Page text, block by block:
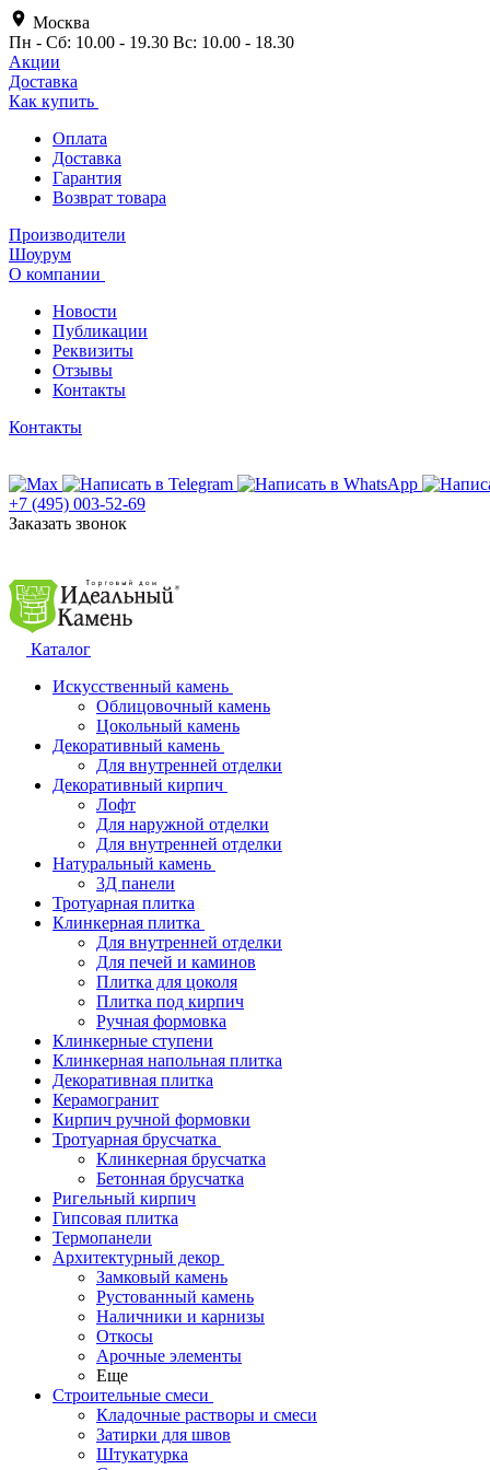
Москва
Пн - Сб: 10.00 - 19.30 Вс: 10.00 - 18.30
Акции
Доставка
Как купить
Оплата
Доставка
Гарантия
Возврат товара
Производители
Шоурум
О компании
Новости
Публикации
Реквизиты
Отзывы
Контакты
Контакты
+7 (495) 003-52-69
Заказать звонок
Каталог
Искусственный камень
Облицовочный камень
Цокольный камень
Декоративный камень
Для внутренней отделки
Декоративный кирпич
Лофт
Для наружной отделки
Для внутренней отделки
Натуральный камень
3Д панели
Тротуарная плитка
Клинкерная плитка
Для внутренней отделки
Для печей и каминов
Плитка для цоколя
Плитка под кирпич
Ручная формовка
Клинкерные ступени
Клинкерная напольная плитка
Декоративная плитка
Керамогранит
Кирпич ручной формовки
Тротуарная брусчатка
Клинкерная брусчатка
Бетонная брусчатка
Ригельный кирпич
Гипсовая плитка
Термопанели
Архитектурный декор
Замковый камень
Рустованный камень
Наличники и карнизы
Откосы
Арочные элементы
Еще
Строительные смеси
Кладочные растворы и смеси
Затирки для швов
Штукатурка